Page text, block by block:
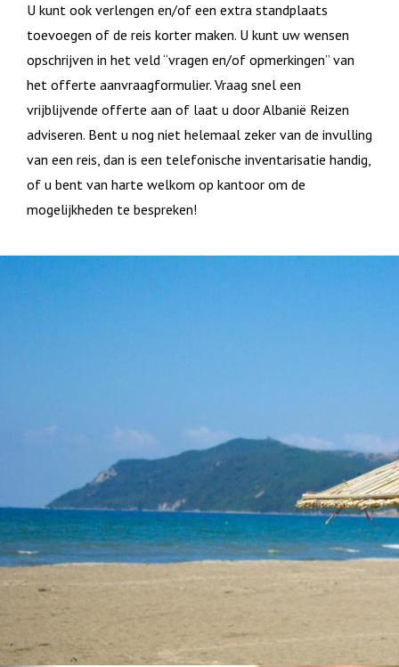
U kunt ook verlengen en/of een extra standplaats
toevoegen of de reis korter maken. U kunt uw wensen
opschrijven in het veld “vragen en/of opmerkingen” van
het offerte aanvraagformulier. Vraag snel een
vrijblijvende offerte aan of laat u door Albanië Reizen
adviseren. Bent u nog niet helemaal zeker van de invulling
van een reis, dan is een telefonische inventarisatie handig,
of u bent van harte welkom op kantoor om de
mogelijkheden te bespreken!